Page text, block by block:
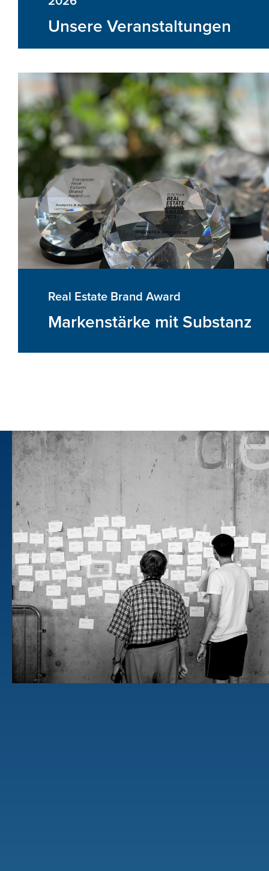
Unsere Veranstaltungen
Real Estate Brand Award
Markenstärke mit Substanz